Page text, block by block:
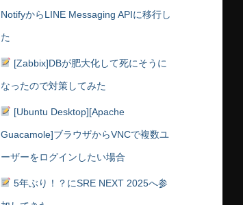
NotifyからLINE Messaging APIに移行し
た
[Zabbix]DBが肥大化して死にそうに
なったので対策してみた
[Ubuntu Desktop][Apache
Guacamole]ブラウザからVNCで複数ユ
ーザーをログインしたい場合
5年ぶり！？にSRE NEXT 2025へ参